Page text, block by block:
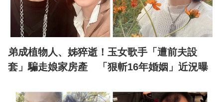
弟成植物人、姊猝逝！玉女歌手「遭前夫設
套」騙走娘家房產 「狠斬16年婚姻」近況曝